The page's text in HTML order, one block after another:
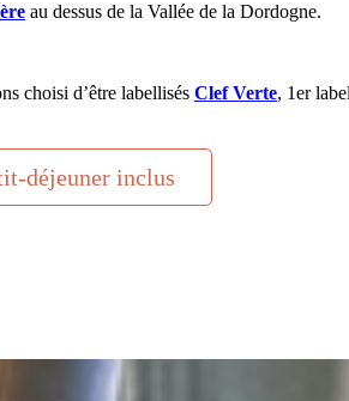
au dessus de la Vallée de la Dordogne.
choisi d’être labellisés Clef Verte, 1er
déjeuner inclus